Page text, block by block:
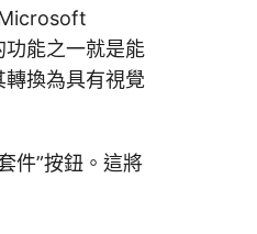
能之一就是能
換為具有視覺
件”按鈕。這將